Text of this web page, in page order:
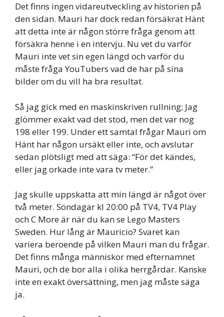
Det finns ingen vidareutveckling av historien på
den sidan. Mauri har dock redan försäkrat Hänt
att detta inte är någon större fråga genom att
försäkra henne i en intervju. Nu vet du varför
Mauri inte vet sin egen längd och varför du
måste fråga YouTubers vad de har på sina
bilder om du vill ha bra resultat.
Så jag gick med en maskinskriven rullning; Jag
glömmer exakt vad det stod, men det var nog
198 eller 199. Under ett samtal frågar Mauri om
Hänt har någon ursäkt eller inte, och avslutar
sedan plötsligt med att säga: “För det kändes,
eller jag orkade inte vara tv meter.”
Jag skulle uppskatta att min längd är något över
två meter. Söndagar kl 20:00 på TV4, TV4 Play
och C More är när du kan se Lego Masters
Sweden. Hur lång är Mauricio? Svaret kan
variera beroende på vilken Mauri man du frågar.
Det finns många människor med efternamnet
Mauri, och de bor alla i olika herrgårdar. Kanske
inte en exakt översättning, men jag måste säga
ja.